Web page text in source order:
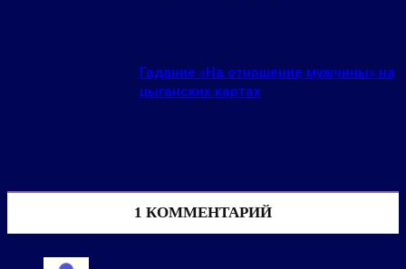
Гадание «На отношение мужчины» на
цыганских картах
1 КОММЕНТАРИЙ